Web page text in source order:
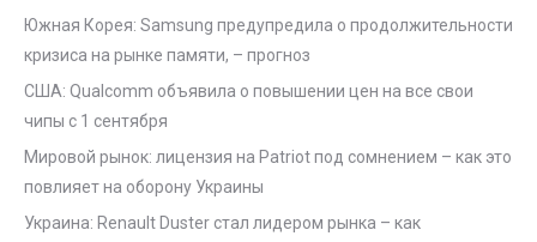
Южная Корея: Samsung предупредила о продолжительности
кризиса на рынке памяти, – прогноз
США: Qualcomm объявила о повышении цен на все свои
чипы с 1 сентября
Мировой рынок: лицензия на Patriot под сомнением – как это
повлияет на оборону Украины
Украина: Renault Duster стал лидером рынка – как